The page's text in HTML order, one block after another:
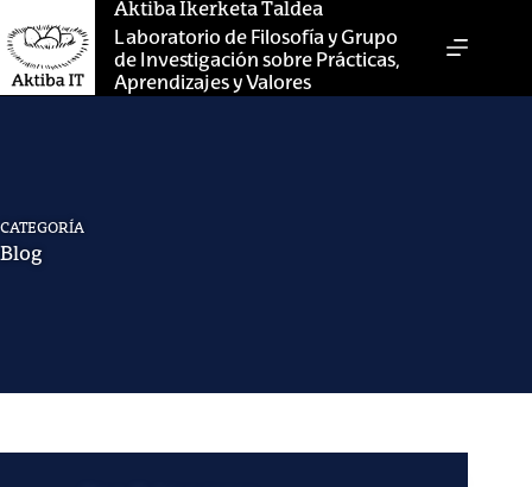
al
contenido
Aktiba Ikerketa Taldea
Laboratorio de Filosofía y Grupo
de Investigación sobre Prácticas,
Aprendizajes y Valores
CATEGORÍA
Blog